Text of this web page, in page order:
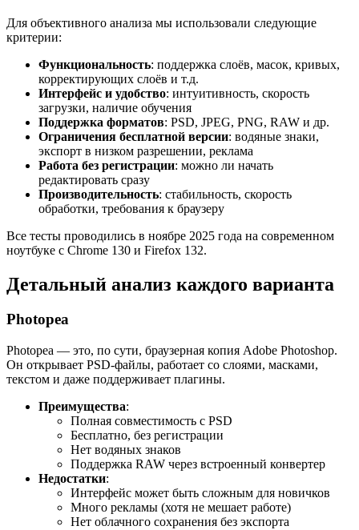
Для объективного анализа мы использовали следующие
критерии:
Функциональность: поддержка слоёв, масок, кривых,
корректирующих слоёв и т.д.
Интерфейс и удобство: интуитивность, скорость
загрузки, наличие обучения
Поддержка форматов: PSD, JPEG, PNG, RAW и др.
Ограничения бесплатной версии: водяные знаки,
экспорт в низком разрешении, реклама
Работа без регистрации: можно ли начать
редактировать сразу
Производительность: стабильность, скорость
обработки, требования к браузеру
Все тесты проводились в ноябре 2025 года на современном
ноутбуке с Chrome 130 и Firefox 132.
Детальный анализ каждого варианта
Photopea
Photopea — это, по сути, браузерная копия Adobe Photoshop.
Он открывает PSD-файлы, работает со слоями, масками,
текстом и даже поддерживает плагины.
Преимущества:
Полная совместимость с PSD
Бесплатно, без регистрации
Нет водяных знаков
Поддержка RAW через встроенный конвертер
Недостатки:
Интерфейс может быть сложным для новичков
Много рекламы (хотя не мешает работе)
Нет облачного сохранения без экспорта